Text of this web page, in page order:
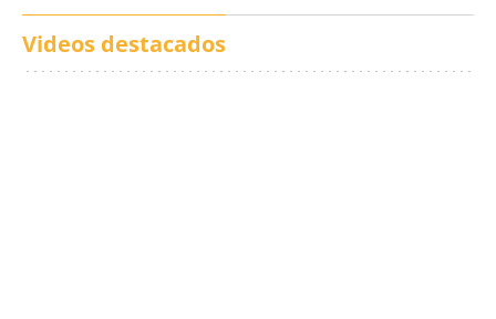
Videos destacados